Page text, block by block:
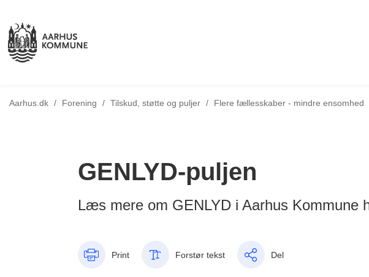
Aarhus.dk / Forening / Tilskud, støtte og puljer / Tilbage til
Flere fællesskaber - mindre ensomhed
GENLYD-puljen
Læs mere om GENLYD i Aarhus Kommune
Print Forstør tekst Del